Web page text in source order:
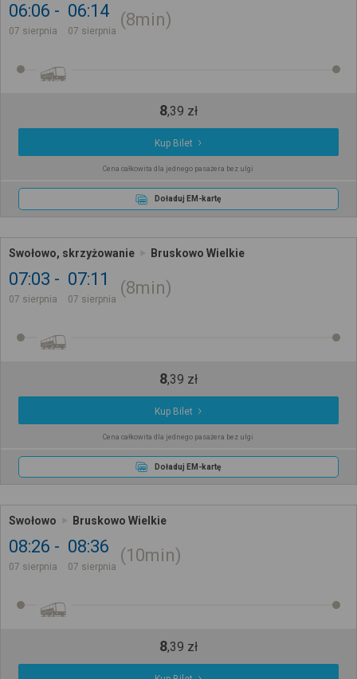
06:06
07 sierpnia
06:14
07 sierpnia
8min
8,39 zł
Kup Bilet
Cena całkowita dla jednego pasażera bez ulgi
Doładuj EM-kartę
Swołowo, skrzyżowanie Bruskowo Wielkie
07:03
07 sierpnia
07:11
07 sierpnia
8min
8,39 zł
Kup Bilet
Cena całkowita dla jednego pasażera bez ulgi
Doładuj EM-kartę
Swołowo Bruskowo Wielkie
08:26
07 sierpnia
08:36
07 sierpnia
10min
8,39 zł